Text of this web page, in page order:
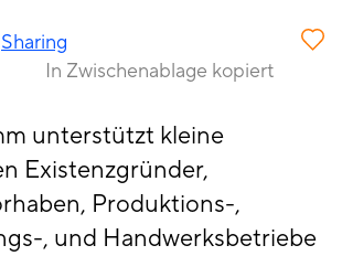
Sharing
In Zwischenablage kopiert
unterstützt kleine
Existenzgründer,
Produktions-,
, und Handwerksbetriebe